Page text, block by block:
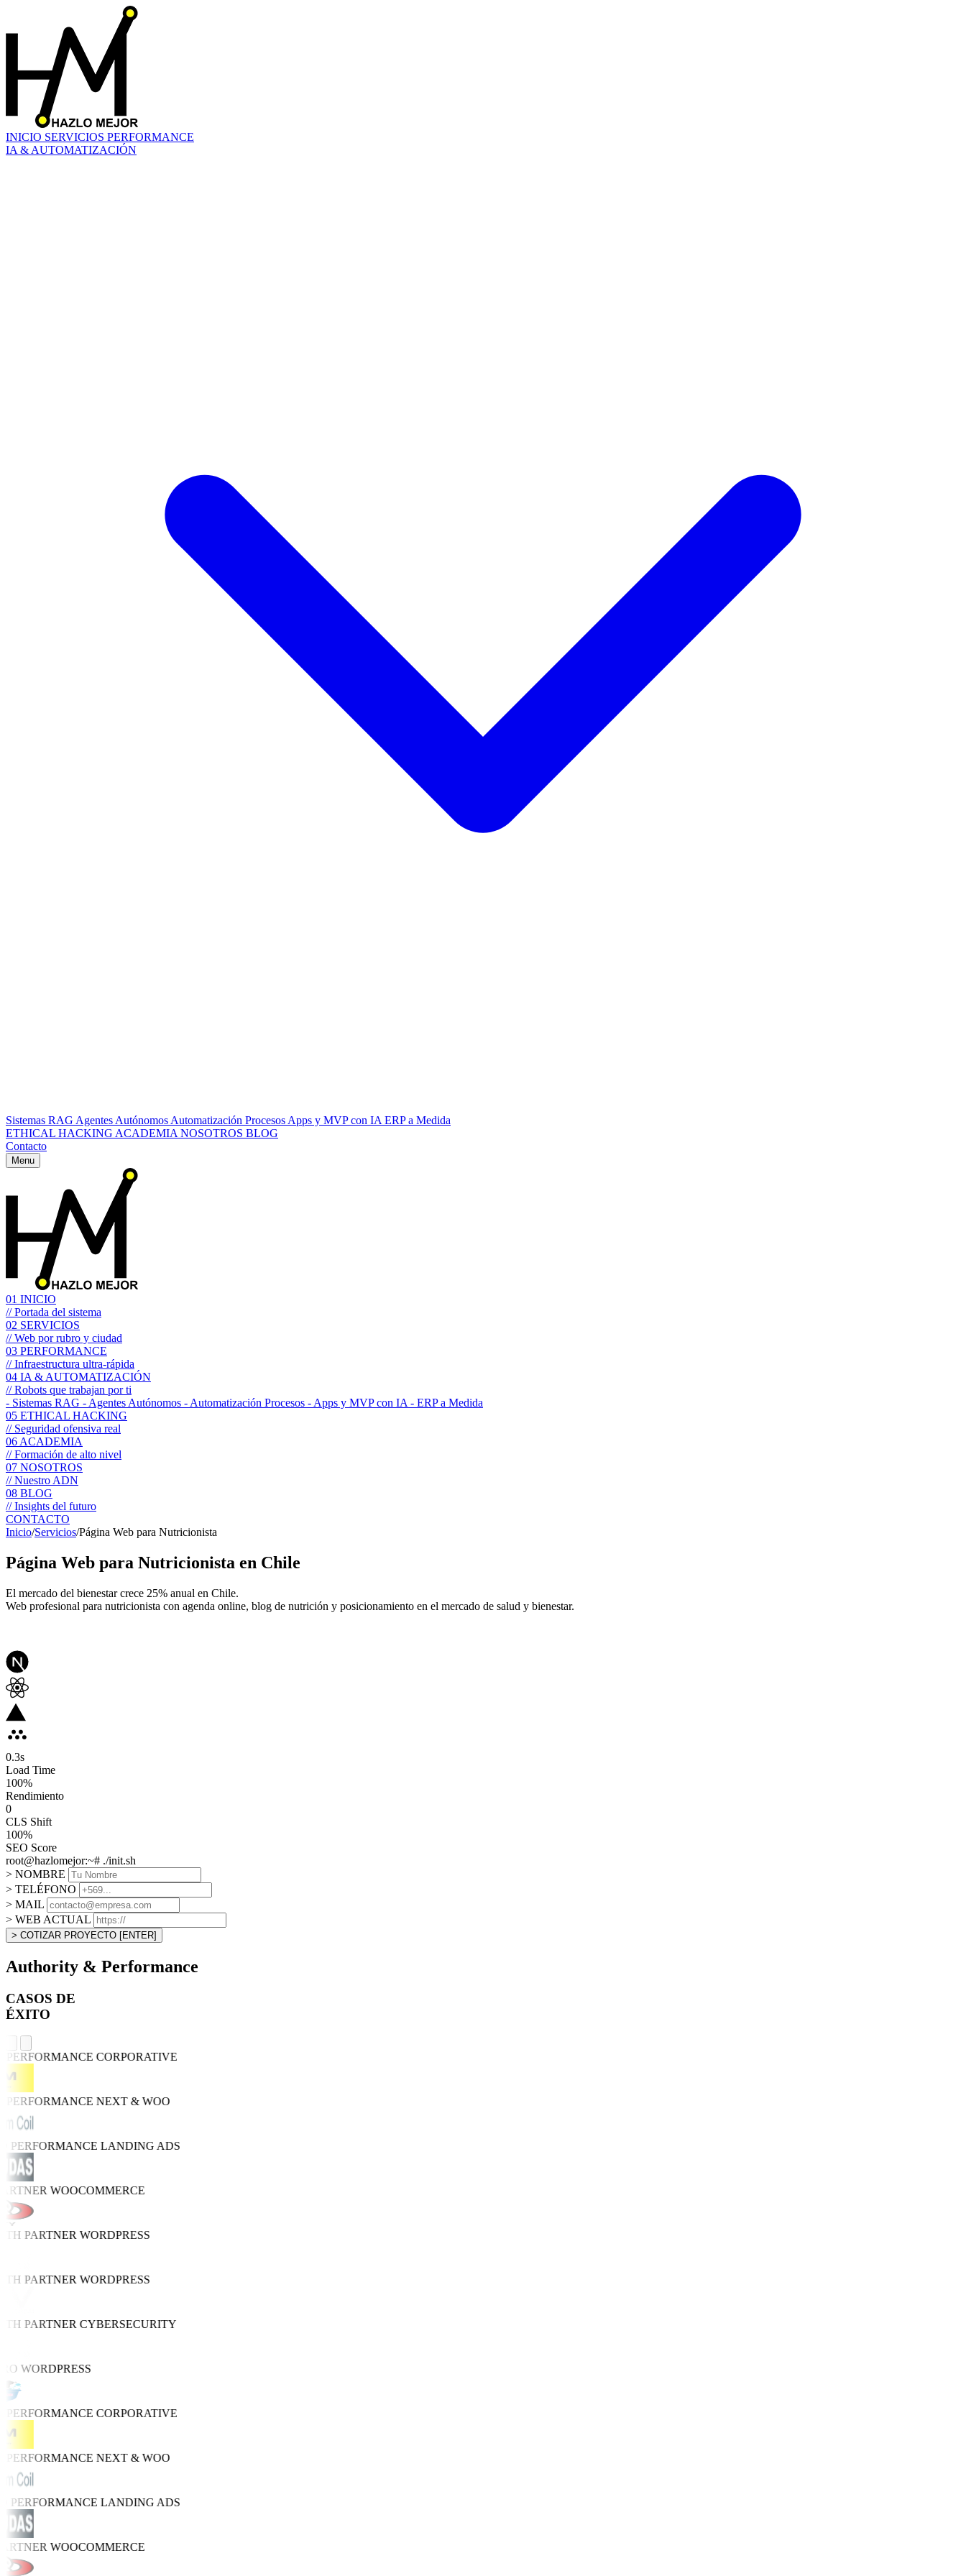
INICIO SERVICIOS PERFORMANCE
IA & AUTOMATIZACIÓN
Sistemas RAG Agentes Autónomos Automatización Procesos Apps y MVP con IA ERP a Medida
ETHICAL HACKING ACADEMIA NOSOTROS BLOG
Contacto
Menu
01 INICIO
// Portada del sistema
02 SERVICIOS
// Web por rubro y ciudad
03 PERFORMANCE
// Infraestructura ultra-rápida
04 IA & AUTOMATIZACIÓN
// Robots que trabajan por ti
- Sistemas RAG - Agentes Autónomos - Automatización Procesos - Apps y MVP con IA - ERP a Medida
05 ETHICAL HACKING
// Seguridad ofensiva real
06 ACADEMIA
// Formación de alto nivel
07 NOSOTROS
// Nuestro ADN
08 BLOG
// Insights del futuro
CONTACTO
Inicio/Servicios/Página Web para Nutricionista
Página Web para Nutricionista en Chile
El mercado del bienestar crece 25% anual en Chile.
Web profesional para nutricionista con agenda online, blog de nutrición y posicionamiento en el mercado de salud y bienestar.
0.3s
Load Time
100%
Rendimiento
0
CLS Shift
100%
SEO Score
root@hazlomejor:~# ./init.sh
> NOMBRE
> TELÉFONO
> MAIL
> WEB ACTUAL
> COTIZAR PROYECTO [ENTER]
Authority & Performance
CASOS DE
ÉXITO
CORPORATIVE
NEXT & WOO
PERFORMANCELANDING ADS
WOOCOMMERCE
PARTNERWORDPRESS
PARTNERWORDPRESS
PARTNERCYBERSECURITY
WORDPRESS
CORPORATIVE
NEXT & WOO
PERFORMANCELANDING ADS
WOOCOMMERCE